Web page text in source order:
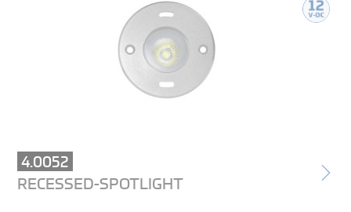
4.0052
RECESSED-SPOTLIGHT